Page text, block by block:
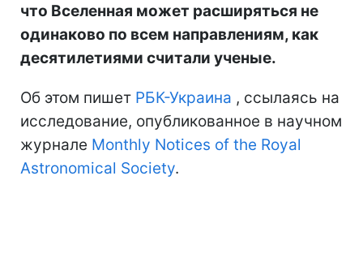
что Вселенная может расширяться не
одинаково по всем направлениям, как
десятилетиями считали ученые.
Об этом пишет РБК-Украина , ссылаясь на
исследование, опубликованное в научном
журнале Monthly Notices of the Royal
Astronomical Society.